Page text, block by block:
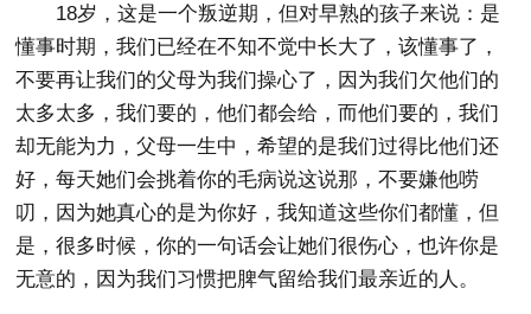
18岁，这是一个叛逆期，但对早熟的孩子来说：是
懂事时期，我们已经在不知不觉中长大了，该懂事了，
不要再让我们的父母为我们操心了，因为我们欠他们的
太多太多，我们要的，他们都会给，而他们要的，我们
却无能为力，父母一生中，希望的是我们过得比他们还
好，每天她们会挑着你的毛病说这说那，不要嫌他唠
叨，因为她真心的是为你好，我知道这些你们都懂，但
是，很多时候，你的一句话会让她们很伤心，也许你是
无意的，因为我们习惯把脾气留给我们最亲近的人。